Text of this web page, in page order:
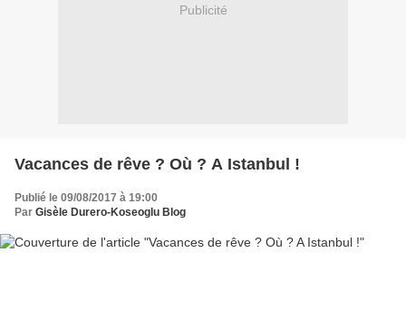
Publicité
Vacances de rêve ? Où ? A Istanbul !
Publié le 09/08/2017 à 19:00
Par Gisèle Durero-Koseoglu Blog